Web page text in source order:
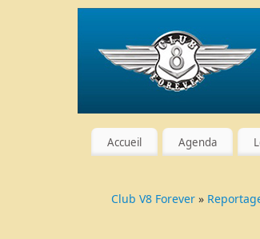
Accueil Agenda
Club V8 Forever »